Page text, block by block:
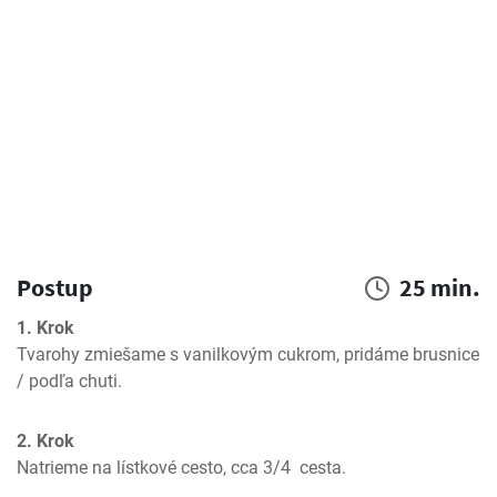
Postup 25 min.
1. Krok
Tvarohy zmiešame s vanilkovým cukrom, pridáme brusnice
/ podľa chuti.
2. Krok
Natrieme na lístkové cesto, cca 3/4  cesta.